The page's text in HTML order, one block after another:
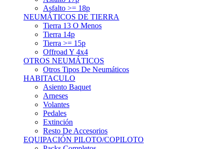
Asfalto >= 18p
NEUMÁTICOS DE TIERRA
Tierra 13 O Menos
Tierra 14p
Tierra >= 15p
Offroad Y 4x4
OTROS NEUMÁTICOS
Otros Tipos De Neumáticos
HABITACULO
Asiento Baquet
Arneses
Volantes
Pedales
Extinción
Resto De Accesorios
EQUIPACIÓN PILOTO/COPILOTO